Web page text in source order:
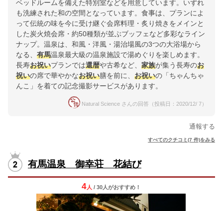
ベッドルームを備えた特別室などを用意しています。いずれ
も洗練された和の空間となっています。食事は、プランによ
って伝統の味を今に受け継ぐ会席料理・炙り焼きをメインと
した炭火焼会席・約50種類が並ぶブッフェなど多彩なライン
ナップ。温泉は、和風・洋風・湯治場風の3つの大浴場から
なる、 有馬温泉最大級の温泉施設で湯めぐりを楽しめます。
長寿お祝いプランでは還暦や古希など、 家族が集う長寿のお
祝いの席で華やかなお祝い膳を前に、 お祝いの「ちゃんちゃ
んこ」を着ての記念撮影サービスがあります。
Natural Science さんの回答（投稿日：2020/12/ 7）
通報する
すべてのクチコミ(7 件)をみる
有馬温泉 御幸荘 花結び
4人 / 30人がおすすめ！